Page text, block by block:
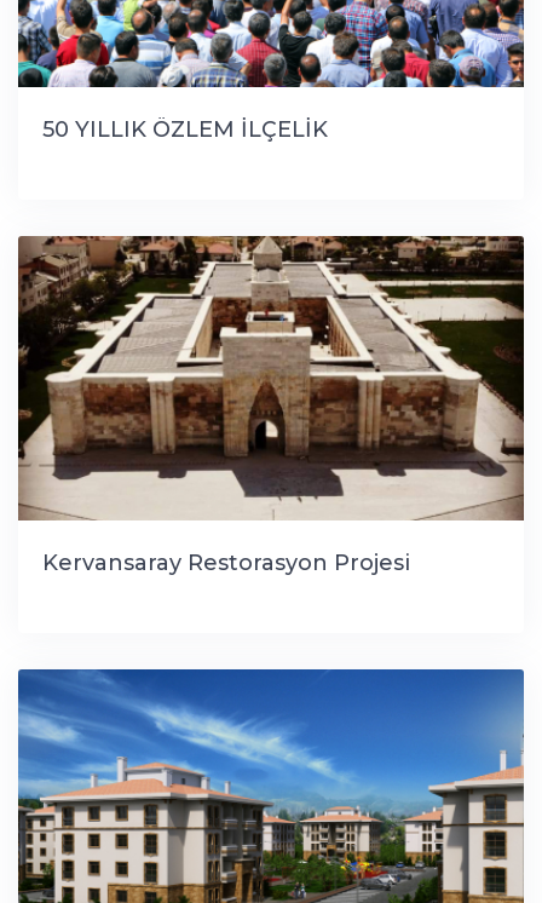
50 YILLIK ÖZLEM İLÇELİK
Kervansaray Restorasyon Projesi